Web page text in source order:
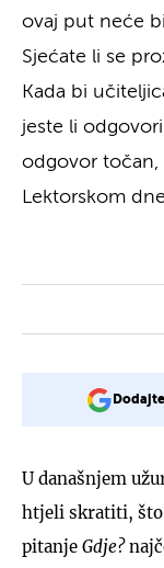
ovaj put neće
Sjećate li se
Kada bi
jeste li
odgovor točan,
Lektorskom
U današnjem
htjeli skratiti, što
pitanje Gdje?